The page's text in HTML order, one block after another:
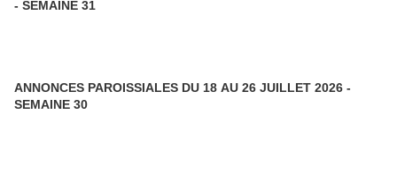
- SEMAINE 31
ANNONCES PAROISSIALES DU 18 AU 26 JUILLET 2026 -
SEMAINE 30